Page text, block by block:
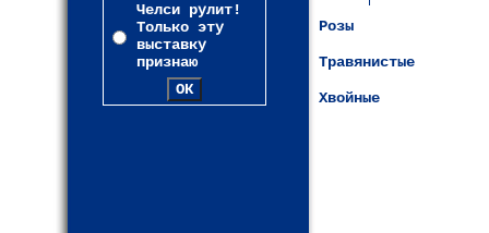
Челси рулит!
Только эту
выставку
признаю
Розы
Травянистые
Хвойные